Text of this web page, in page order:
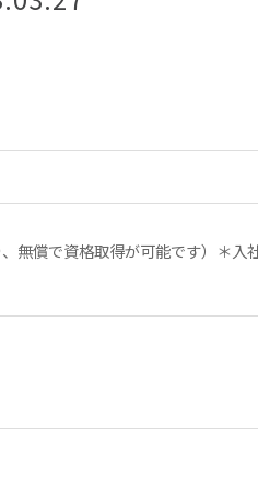
無償で資格取得が可能です）＊入